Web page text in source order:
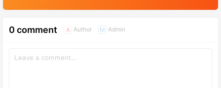
0 comment A Author M Admin